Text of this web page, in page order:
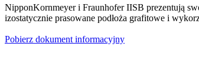
NipponKornmeyer i Fraunhofer IISB prezentują
izostatycznie prasowane podłoża grafitowe i
Pobierz dokument informacyjny